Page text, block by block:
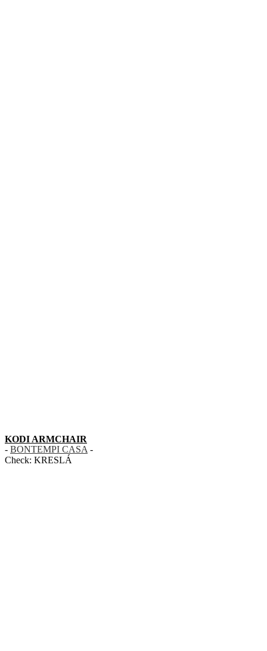
KODI ARMCHAIR
- BONTEMPI CASA -
Check: KRESLÁ